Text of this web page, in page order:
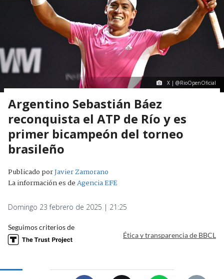
X | @RioOpenOficial
Argentino Sebastián Báez
reconquista el ATP de Río y es
primer bicampeón del torneo
brasileño
Publicado porJavier Zamorano
La información es deAgencia EFE
Domingo 23 febrero de 2025 | 21:25
Seguimos criterios de
Ética y transparencia de BBCL